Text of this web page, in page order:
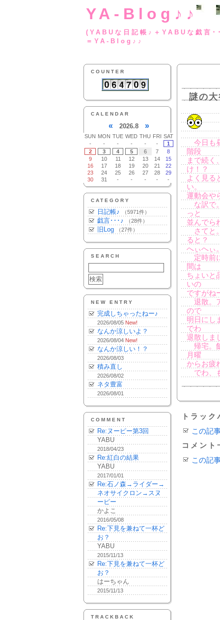
YA-Blog♪♪
(YABUな日記帳♪
＝YA-Blog♪♪
COUNTER
CALENDAR
« 2026.8 »
SUN MON TUE WED THU FRI SAT
-
- - - - -
1
2
3 4 5 6 7
8
9
10 11 12 13 14
15
16
17 18 19 20 21
22
23
24 25 26 27 28
29
30
31 - - - - -
CATEGORY
日記帳♪ （5971件）
戯言･･･♪ （28件）
旧Log （27件）
SEARCH
NEW ENTRY
完成しちゃったねー♪
2026/08/05 New!
なんか涼しいよ？
2026/08/04 New!
なんか涼しい！？
2026/08/03
積み直し
2026/08/02
ネタ豊富
2026/08/01
COMMENT
Re:ヌーピー第3回
YABU
2018/04/23
Re:紅白の結果
YABU
2017/01/01
Re:石ノ森→ライダー→
ネオサイクロン→スヌ
ーピー
かよこ
2016/05/08
Re:下見を兼ねて一杯ど
お？
YABU
2015/11/13
Re:下見を兼ねて一杯ど
お？
はーちゃん
2015/11/13
TRACKBACK
謎の
今日も
階段
まで続く
け！？
よく見る
い。
運動会や
な訳で
っと
並んでら
さてと
ると？
へぃへぃ
定時前
間は
ちょいと
いの
ですがね
退散。
ので
明日にし
でわ
退散しま
帰宅。
月曜
からお疲
でわ、
トラッ
この記
コメント
この記